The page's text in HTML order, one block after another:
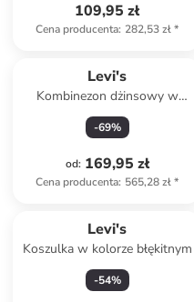
109,95 zł
Cena producenta: 282,53 zł*
Levi's
Kombinezon dżinsowy w
kolorze czarnym
-69%
od: 169,95 zł
Cena producenta: 565,28 zł*
Levi's
Koszulka w kolorze błękitnym
-54%